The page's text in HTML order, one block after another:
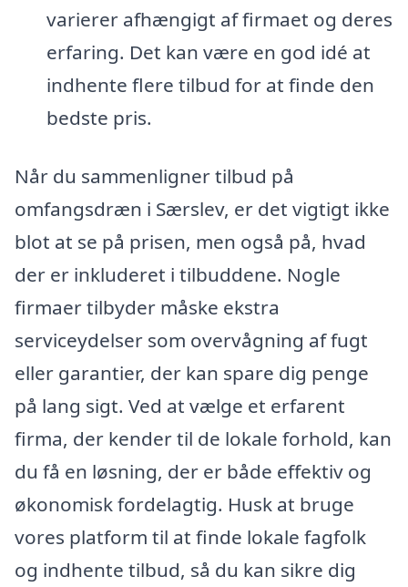
varierer afhængigt af firmaet og deres
erfaring. Det kan være en god idé at
indhente flere tilbud for at finde den
bedste pris.
Når du sammenligner tilbud på
omfangsdræn i Særslev, er det vigtigt ikke
blot at se på prisen, men også på, hvad
der er inkluderet i tilbuddene. Nogle
firmaer tilbyder måske ekstra
serviceydelser som overvågning af fugt
eller garantier, der kan spare dig penge
på lang sigt. Ved at vælge et erfarent
firma, der kender til de lokale forhold, kan
du få en løsning, der er både effektiv og
økonomisk fordelagtig. Husk at bruge
vores platform til at finde lokale fagfolk
og indhente tilbud, så du kan sikre dig